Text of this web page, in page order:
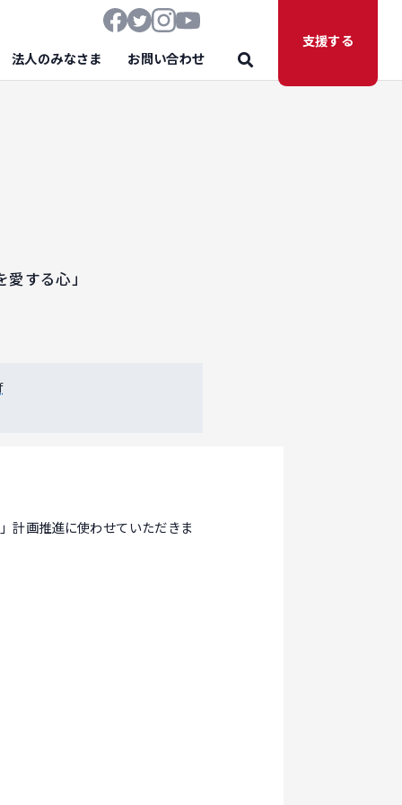
法人のみなさま お問い合わせ
支援する
する心」
計画推進に使わせていただきま